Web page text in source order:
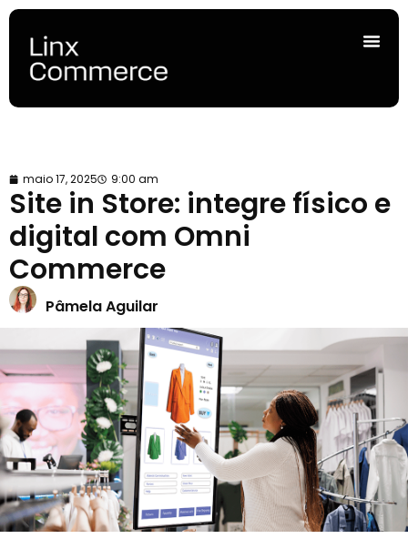
maio 17, 2025 9:00 am
Site in Store: integre físico e
digital com Omni
Commerce
Pâmela Aguilar